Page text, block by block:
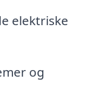
elektriske
og